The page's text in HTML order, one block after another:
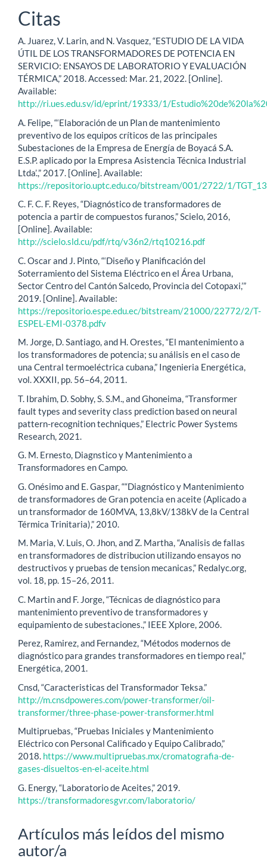
Citas
A. Juarez, V. Larin, and N. Vasquez, “ESTUDIO DE LA VIDA
ÚTIL DE LOS TRANSFORMADORES DE POTENCIA EN
SERVICIO: ENSAYOS DE LABORATORIO Y EVALUACIÓN
TÉRMICA,” 2018. Accessed: Mar. 21, 2022. [Online].
Available:
http://ri.ues.edu.sv/id/eprint/19333/1/
A. Felipe, “‘Elaboración de un Plan de mantenimiento
preventivo de los equipos críticos de las principales
Subestaciones de la Empresa de Energía de Boyacá S.A.
E.S.P. aplicado por la Empresa Asistencia Técnica Industrial
Ltda’.,” 2017. [Online]. Available:
https://repositorio.uptc.edu.co/bitstream/001/2722/1/
C. F. C. F. Reyes, “Diagnóstico de transformadores de
potencia a partir de compuestos furanos,” Scielo, 2016,
[Online]. Available:
http://scielo.sld.cu/pdf/rtq/v36n2/rtq10216.pdf
C. Oscar and J. Pinto, “‘Diseño y Planificación del
Soterramiento del Sistema Eléctrico en el Área Urbana,
Sector Centro del Cantón Salcedo, Provincia del Cotopaxi,’”
2019. [Online]. Available:
https://repositorio.espe.edu.ec/bitstream/21000/22772/2/T-
ESPEL-EMI-0378.pdfv
M. Jorge, D. Santiago, and H. Orestes, “El mantenimiento a
los transformadores de potencia; su análisis en el caso de
una Central termoeléctrica cubana,” Ingenieria Energética,
vol. XXXII, pp. 56–64, 2011.
T. Ibrahim, D. Sobhy, S. S.M., and Ghoneima, “Transformer
fault types and severity class prediction based on neural
pattern-recognition techniques,” Electric Power Systems
Research, 2021.
G. M. Ernesto, Diagnstico y Mantenimiento a
Transformadores en Campo.
G. Onésimo and E. Gaspar, ““Diagnóstico y Mantenimiento
de transformadores de Gran potencia en aceite (Aplicado a
un transformador de 160MVA, 13,8kV/138kV de la Central
Térmica Trinitaria),” 2010.
M. Maria, V. Luis, O. Jhon, and Z. Martha, “Analisis de fallas
en transformadores de distribucion utilizando ensayos no
destructivos y pruebas de tension mecanicas,” Redalyc.org,
vol. 18, pp. 15–26, 2011.
C. Martin and F. Jorge, “Técnicas de diagnóstico para
mantenimiento preventivo de transformadores y
equipamiento de subestaciones.,” IEEE Xplore, 2006.
Perez, Ramirez, and Fernandez, “Métodos modernos de
diagnóstico para grandes transformadores en tiempo real,”
Energética, 2001.
Cnsd, “Caracteristicas del Transformador Teksa.”
http://m.cnsdpoweres.com/power-transformer/oil-
transformer/three-phase-power-transformer.html
Multipruebas, “Pruebas Iniciales y Mantenimiento
Eléctrico con Personal Calificado y Equipo Calibrado,”
2018. https://www.multipruebas.mx/cromatografia-de-
gases-disueltos-en-el-aceite.html
G. Energy, “Laboratorio de Aceites,” 2019.
https://transformadoresgvr.com/laboratorio/
Artículos más leídos del mismo
autor/a